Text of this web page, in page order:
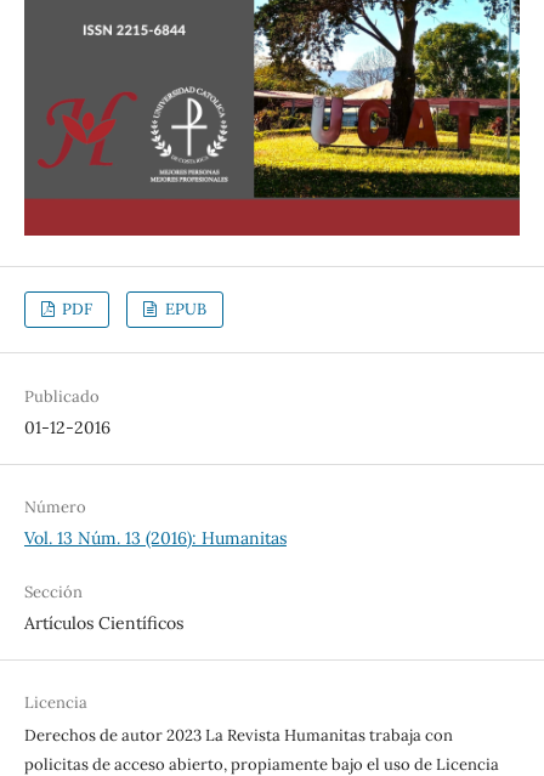
PDF EPUB
Publicado
01-12-2016
Número
Vol. 13 Núm. 13 (2016): Humanitas
Sección
Artículos Científicos
Licencia
Derechos de autor 2023 La Revista Humanitas trabaja con
policitas de acceso abierto, propiamente bajo el uso de Licencia